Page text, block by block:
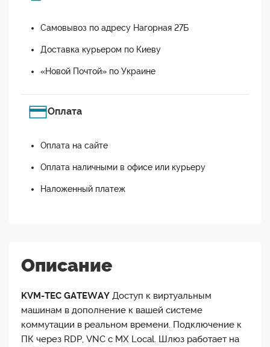
Самовывоз по адресу Нагорная 27Б
Доставка курьером по Киеву
«Новой Почтой» по Украине
Оплата
Оплата на сайте
Оплата наличными в офисе или курьеру
Наложенный платеж
Описание
KVM-TEC GATEWAY Доступ к виртуальным
машинам в дополнение к вашей системе
коммутации в реальном времени. Подключение к
ПК через RDP, VNC с MX Local. Шлюз работает на